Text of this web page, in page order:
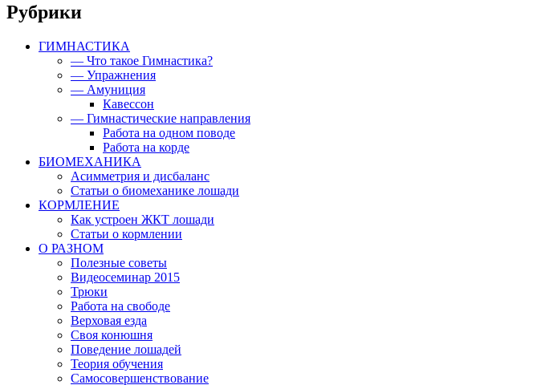
Рубрики
ГИМНАСТИКА
— Что такое Гимнастика?
— Упражнения
— Амуниция
Кавессон
— Гимнастические направления
Работа на одном поводе
Работа на корде
БИОМЕХАНИКА
Асимметрия и дисбаланс
Статьи о биомеханике лошади
КОРМЛЕНИЕ
Как устроен ЖКТ лошади
Статьи о кормлении
О РАЗНОМ
Полезные советы
Видеосеминар 2015
Трюки
Работа на свободе
Верховая езда
Своя конюшня
Поведение лошадей
Теория обучения
Самосовершенствование